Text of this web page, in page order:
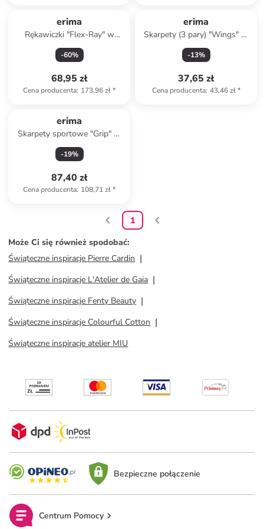
erima
Rękawiczki "Flex-Ray" w
kolorze żółto-szaro-czarnym
-60%
68,95 zł
Cena producenta: 173,96 zł*
erima
Skarpety (3 pary) "Wings" w
kolorze czarnym
-13%
37,65 zł
Cena producenta: 43,46 zł*
erima
Skarpety sportowe "Grip" w
kolorze czarnym
-19%
87,40 zł
Cena producenta: 108,71 zł*
1
Może Ci się również spodobać:
Świąteczne inspiracje Pierre Cardin
Świąteczne inspiracje L'Atelier de Gaia
Świąteczne inspiracje Fenty Beauty
Świąteczne inspiracje Colourful Cotton
Świąteczne inspiracje atelier MIU
Bezpieczne połączenie
Centrum Pomocy